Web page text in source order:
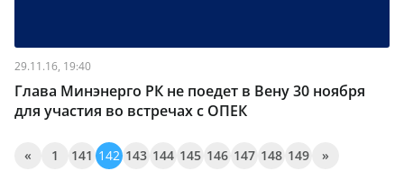
29.11.16, 19:40
Глава Минэнерго РК не поедет в Вену 30 ноября
для участия во встречах с ОПЕК
« 1 141 142 143 144 145 146 147 148 149 »